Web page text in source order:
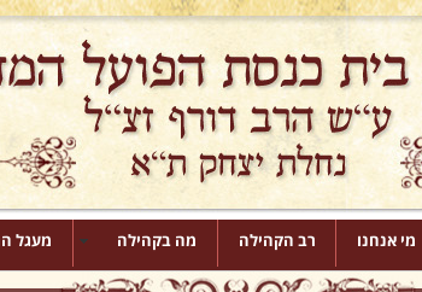
מי אנחנו רב הקהילה מה בקהילה מעגל